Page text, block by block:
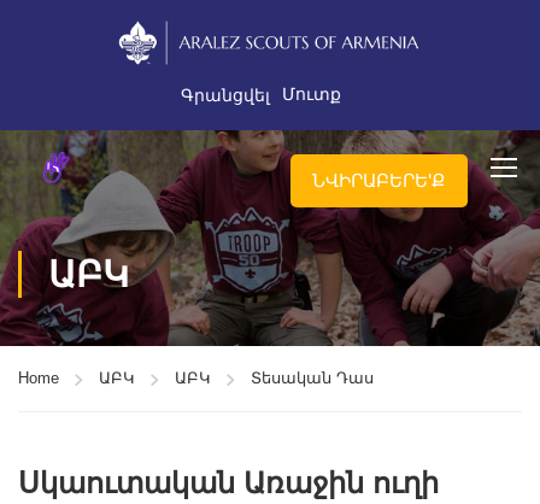
Գրանցվել Մուտք
ՆՎԻՐԱԲԵՐԵ'Ք
ԱԲԿ
Home ԱԲԿ ԱԲԿ Տեսական Դաս
Սկաուտական Առաջին ուղի